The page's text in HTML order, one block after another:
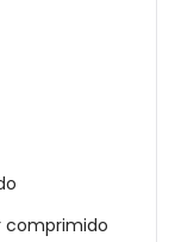
comprimido